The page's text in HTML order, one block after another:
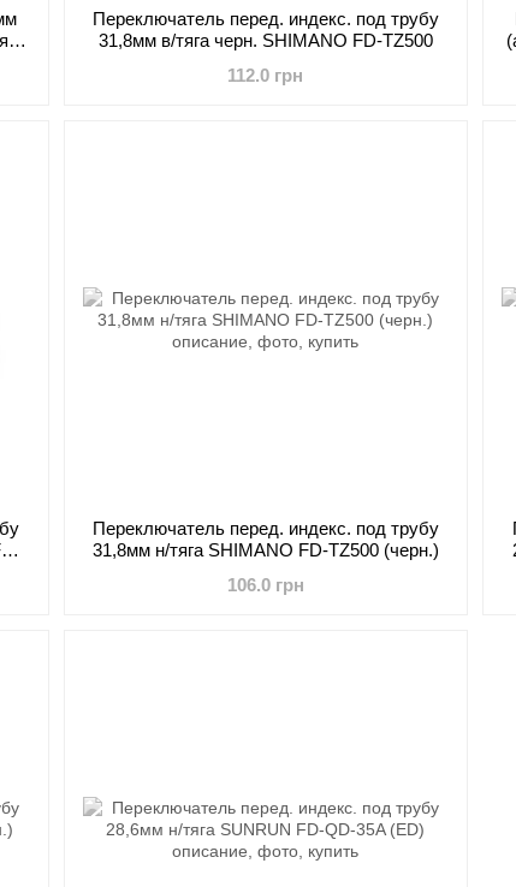
Переключатель перед. индекс. под трубу
31,8мм в/тяга черн. SHIMANO FD-TZ500
112.0 грн
Переключатель перед. индекс. под трубу
31,8мм н/тяга SHIMANO FD-TZ500 (черн.)
106.0 грн